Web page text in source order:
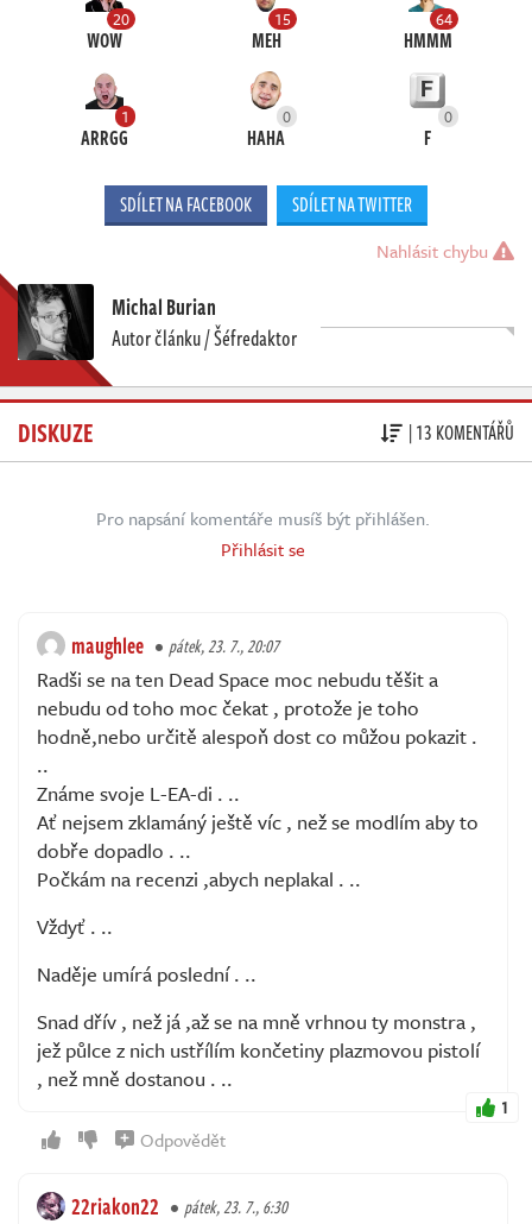
20
WOW
15
MEH
64
HMMM
1
ARRGG
0
HAHA
0
F
SDÍLET NA FACEBOOK SDÍLET NA TWITTER
Nahlásit chybu
Michal Burian
Autor článku / Šéfredaktor
DISKUZE | 13 KOMENTÁŘŮ
Pro napsání komentáře musíš být přihlášen.
Přihlásit se
maughlee pátek, 23. 7., 20:07
Radši se na ten Dead Space moc nebudu těšit a
nebudu od toho moc čekat , protože je toho
hodně,nebo určitě alespoň dost co můžou pokazit .
..
Známe svoje L-EA-di . ..
Ať nejsem zklamáný ještě víc , než se modlím aby to
dobře dopadlo . ..
Počkám na recenzi ,abych neplakal . ..
Vždyť . ..
Naděje umírá poslední . ..
Snad dřív , než já ,až se na mně vrhnou ty monstra ,
jež půlce z nich ustřílím končetiny plazmovou pistolí
, než mně dostanou . ..
1
Odpovědět
22riakon22 pátek, 23. 7., 6:30